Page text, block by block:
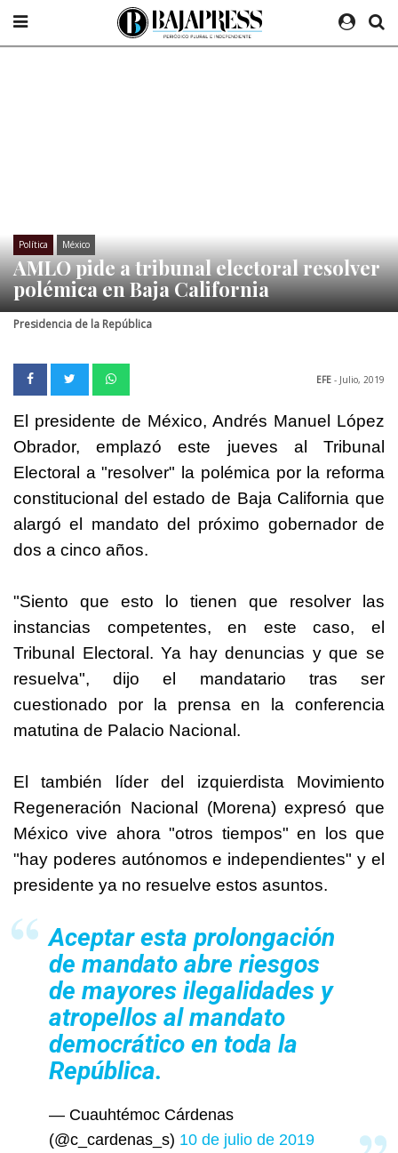
Política México
AMLO pide a tribunal electoral resolver
polémica en Baja California
Presidencia de la República
EFE - Julio, 2019
El presidente de México, Andrés Manuel López
Obrador, emplazó este jueves al Tribunal
Electoral a "resolver" la polémica por la reforma
constitucional del estado de Baja California que
alargó el mandato del próximo gobernador de
dos a cinco años.
"Siento que esto lo tienen que resolver las
instancias competentes, en este caso, el
Tribunal Electoral. Ya hay denuncias y que se
resuelva", dijo el mandatario tras ser
cuestionado por la prensa en la conferencia
matutina de Palacio Nacional.
El también líder del izquierdista Movimiento
Regeneración Nacional (Morena) expresó que
México vive ahora "otros tiempos" en los que
"hay poderes autónomos e independientes" y el
presidente ya no resuelve estos asuntos.
Aceptar esta prolongación
de mandato abre riesgos
de mayores ilegalidades y
atropellos al mandato
democrático en toda la
República.
— Cuauhtémoc Cárdenas
(@c_cardenas_s) 10 de julio de 2019